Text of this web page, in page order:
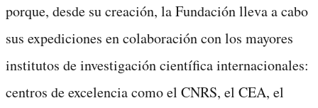
porque, desde su creación, la Fundación lleva a cabo
sus expediciones en colaboración con los mayores
institutos de investigación científica internacionales:
centros de excelencia como el CNRS, el CEA, el